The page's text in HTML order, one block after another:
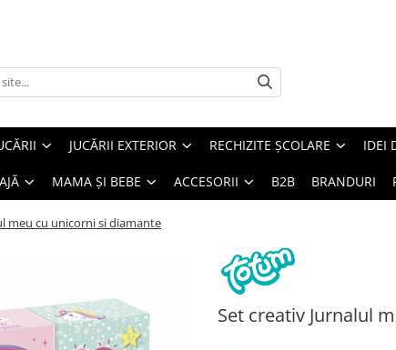
JUCĂRII EXTERIOR RECHIZITE ȘCOLARE IDEI
MAMA ȘI BEBE ACCESORII B2B BRANDURI
meu cu unicorni si diamante
Set creativ Jurnalul